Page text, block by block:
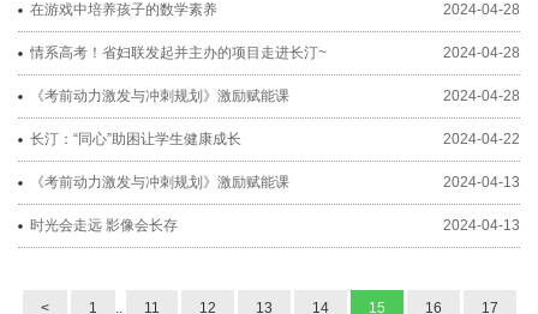
在游戏中培养孩子的数学素养 2024-04-28
情系高考！省妇联发起并主办的项目走进长汀~ 2024-04-28
《考前动力激发与冲刺规划》激励赋能课 2024-04-28
长汀：“同心”助困让学生健康成长 2024-04-22
《考前动力激发与冲刺规划》激励赋能课 2024-04-13
时光会走远 影像会长存 2024-04-13
< 1 .. 11 12 13 14 15 16 17